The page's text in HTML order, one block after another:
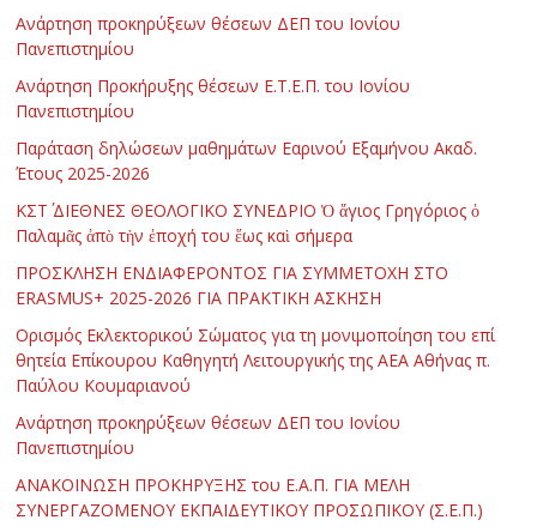
Ανάρτηση προκηρύξεων θέσεων ΔΕΠ του Ιονίου
Πανεπιστημίου
Ανάρτηση Προκήρυξης θέσεων Ε.Τ.Ε.Π. του Ιονίου
Πανεπιστημίου
Παράταση δηλώσεων μαθημάτων Εαρινού Εξαμήνου Ακαδ.
Έτους 2025-2026
ΚΣΤ΄ ΔΙΕΘΝΕΣ ΘΕΟΛΟΓΙΚΟ ΣΥΝΕΔΡΙΟ Ὁ ἅγιος Γρηγόριος ὁ
Παλαμᾶς ἀπὸ τὴν ἐποχή του ἕως καὶ σήμερα
ΠΡΟΣΚΛΗΣΗ ΕΝΔΙΑΦΕΡΟΝΤΟΣ ΓΙΑ ΣΥΜΜΕΤΟΧΗ ΣΤΟ
ERASMUS+ 2025-2026 ΓΙΑ ΠΡΑΚΤΙΚΗ ΑΣΚΗΣΗ
Ορισμός Εκλεκτορικού Σώματος για τη μονιμοποίηση του επί
θητεία Επίκουρου Καθηγητή Λειτουργικής της ΑΕΑ Αθήνας π.
Παύλου Κουμαριανού
Ανάρτηση προκηρύξεων θέσεων ΔΕΠ του Ιονίου
Πανεπιστημίου
ΑΝΑΚΟΙΝΩΣΗ ΠΡΟΚΗΡΥΞΗΣ του Ε.Α.Π. ΓΙΑ ΜΕΛΗ
ΣΥΝΕΡΓΑΖΟΜΕΝΟΥ ΕΚΠΑΙΔΕΥΤΙΚΟΥ ΠΡΟΣΩΠΙΚΟΥ (Σ.Ε.Π.)